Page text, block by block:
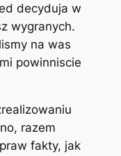
decyduja w
wygranych.
na was
powinniscie
razem
fakty, jak